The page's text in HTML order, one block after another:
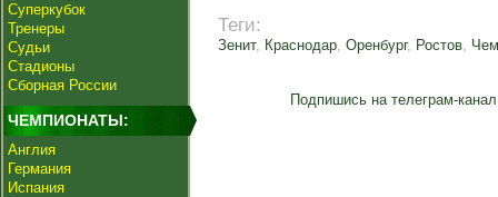
Суперкубок
Тренеры
Судьи
Стадионы
Сборная России
ЧЕМПИОНАТЫ:
Англия
Германия
Испания
Теги:
Зенит, Краснодар, Оренбург, Ростов,
Подпишись на телеграм-